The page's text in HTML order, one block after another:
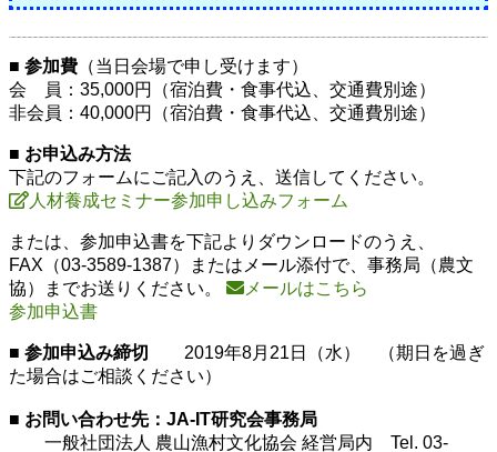
■ 参加費 （当日会場で申し受けます）
会 員：35,000円（宿泊費・食事代込、交通費別途）
非会員：40,000円（宿泊費・食事代込、交通費別途）
■ お申込み方法
下記のフォームにご記入のうえ、送信してください。
人材養成セミナー参加申し込みフォーム
または、参加申込書を下記よりダウンロードのうえ、
FAX（03-3589-1387）またはメール添付で、事務局（農文
協）までお送りください。
メールはこちら
参加申込書
■ 参加申込み締切
2019年8月21日（水） （期日を過ぎ
た場合はご相談ください）
■ お問い合わせ先：JA-IT研究会事務局
一般社団法人 農山漁村文化協会 経営局内 Tel. 03-